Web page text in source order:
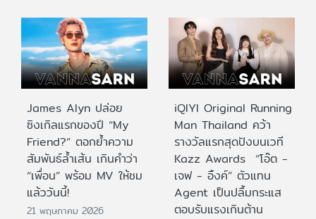
James Alyn ปล่อย
ซิงเกิลแรกของปี “My
Friend?” ตอกย้ำความ
สัมพันธ์ล้ำเส้น เกินคำว่า
“เพื่อน” พร้อม MV ให้ชม
แล้ววันนี้!
21 พฤษภาคม 2026
iQIYI Original Running
Man Thailand คว้า
รางวัลแรกสุดปังบนเวที
Kazz Awards “โอ๊ต -
เจฟ - อิ้งค์” ตัวแทน
Agent เป็นปลื้มกระแส
ตอบรับแรงเกินต้าน